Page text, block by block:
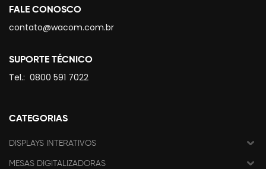
FALE CONOSCO
contato@wacom.com.br
SUPORTE TÉCNICO
Tel.: 0800 591 7022
CATEGORIAS
DISPLAYS INTERATIVOS
MESAS DIGITALIZADORAS